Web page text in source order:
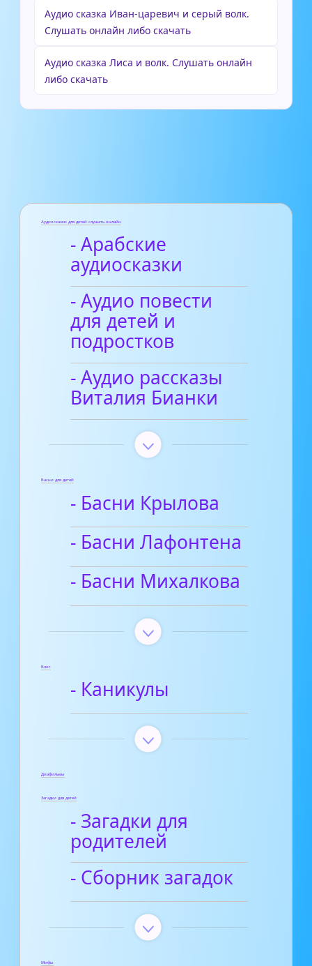
Аудио сказка Иван-царевич и серый волк.
Слушать онлайн либо скачать
Аудио сказка Лиса и волк. Слушать онлайн
либо скачать
Аудиосказки для детей слушать онлайн
- Арабские
аудиосказки
- Аудио повести
для детей и
подростков
- Аудио рассказы
Виталия Бианки
Басни для детей
- Басни Крылова
- Басни Лафонтена
- Басни Михалкова
Блог
- Каникулы
Диафильмы
Загадки для детей
- Загадки для
родителей
- Сборник загадок
Мифы